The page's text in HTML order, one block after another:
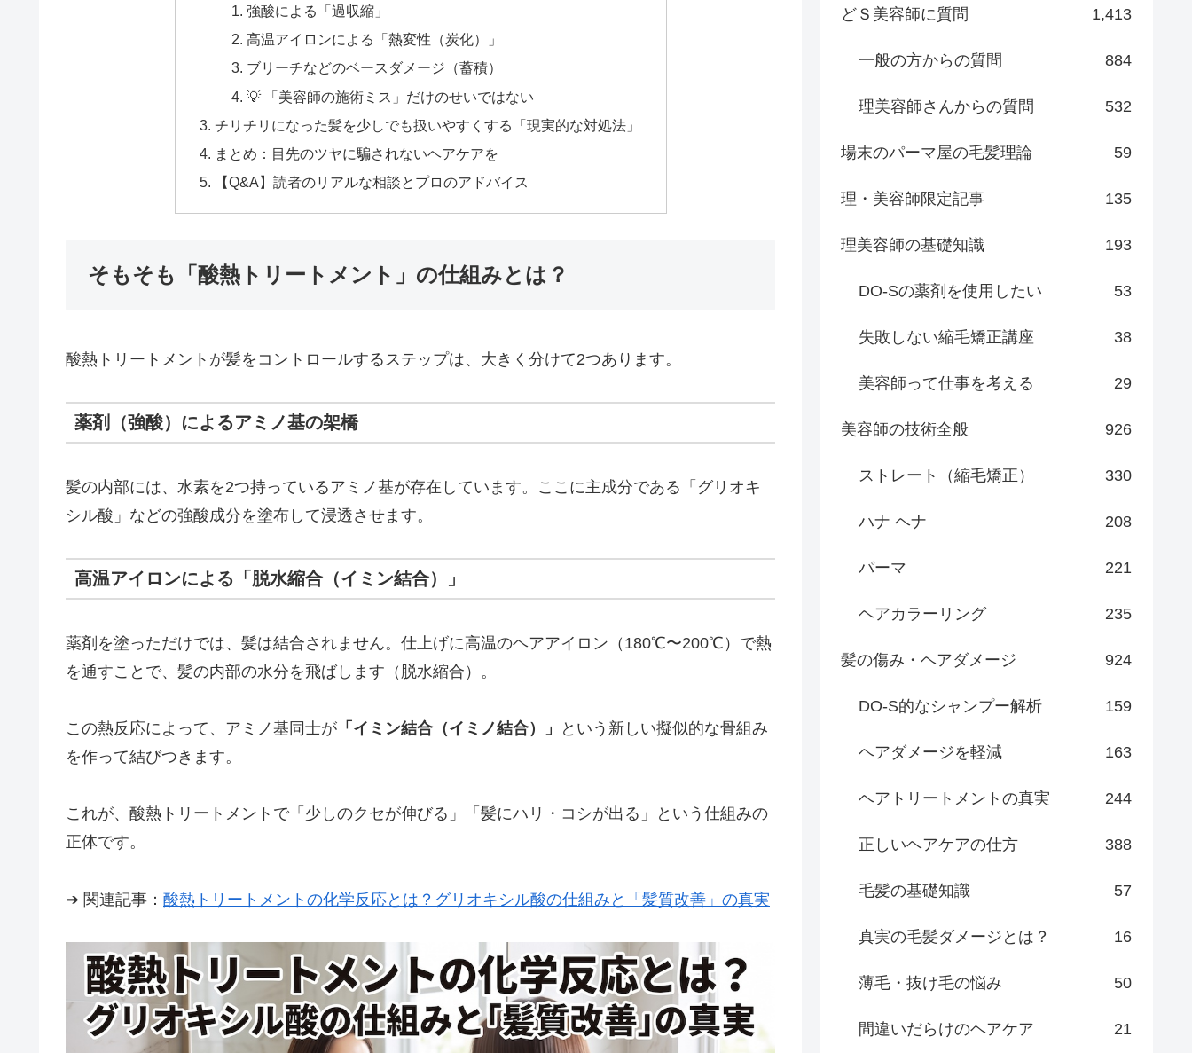
強酸による「過収縮」
高温アイロンによる「熱変性（炭化）」
ブリーチなどのベースダメージ（蓄積）
💡 「美容師の施術ミス」だけのせいではない
チリチリになった髪を少しでも扱いやすくする「現実的な対処法」
まとめ：目先のツヤに騙されないヘアケアを
【Q&A】読者のリアルな相談とプロのアドバイス
そもそも「酸熱トリートメント」の仕組みとは？
酸熱トリートメントが髪をコントロールするステップは、大きく分けて2つあります。
薬剤（強酸）によるアミノ基の架橋
髪の内部には、水素を2つ持っているアミノ基が存在しています。ここに主成分である「グリオキ
シル酸」などの強酸成分を塗布して浸透させます。
高温アイロンによる「脱水縮合（イミン結合）」
薬剤を塗っただけでは、髪は結合されません。仕上げに高温のヘアアイロン（180℃〜200℃）で熱
を通すことで、髪の内部の水分を飛ばします（脱水縮合）。
この熱反応によって、アミノ基同士が 「イミン結合（イミノ結合）」
という新しい擬似的な骨組み
を作って結びつきます。
これが、酸熱トリートメントで「少しのクセが伸びる」「髪にハリ・コシが出る」という仕組みの
正体です。
➔ 関連記事： 酸熱トリートメントの化学反応とは？グリオキシル酸の仕組みと「髪質改善」の真実
どＳ美容師に質問 1,413
一般の方からの質問 884
理美容師さんからの質問 532
場末のパーマ屋の毛髪理論 59
理・美容師限定記事 135
理美容師の基礎知識 193
DO-Sの薬剤を使用したい 53
失敗しない縮毛矯正講座 38
美容師って仕事を考える 29
美容師の技術全般 926
ストレート（縮毛矯正） 330
ハナ ヘナ 208
パーマ 221
ヘアカラーリング 235
髪の傷み・ヘアダメージ 924
DO-S的なシャンプー解析 159
ヘアダメージを軽減 163
ヘアトリートメントの真実 244
正しいヘアケアの仕方 388
毛髪の基礎知識 57
真実の毛髪ダメージとは？ 16
薄毛・抜け毛の悩み 50
間違いだらけのヘアケア 21